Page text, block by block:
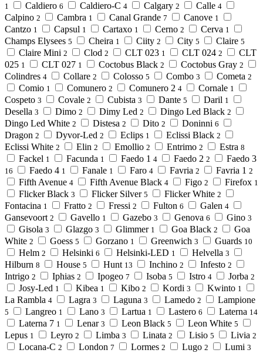
1 Caldiero 6 Caldiero-C 4 Calgary 2 Calle 4
Calpino 2 Cambra 1 Canal Grande 7 Canove 1
Cantzo 1 Capsul 1 Cartaxo 1 Cerno 2 Cerva 1
Champs Elysees 5 Cheira 1 Ciity 2 City 5 Claire 5
Claire Mini 2 Clod 2 CLT 023 1 CLT 024 2
CLT
025 1 CLT 027 1 Coctobus Black 2 Coctobus Gray 2
Colindres 4 Collare 2 Colosso 5 Combo 3 Cometa 2
Comio 1 Comunero 2 Comunero 2 4 Cornale 1
Cospeto 3 Covale 2 Cubista 3 Dante 5 Daril 1
Desella 3 Dimo 2 Dimy Led 2 Dingo Led Black 2
Dingo Led White 2 Distesa 2 Dito 2 Doninni 6
Dragon 2 Dyvor-Led 2 Eclips 1 Eclissi Black 2
Eclissi White 2 Elin 2 Emollio 2 Entrimo 2 Estra 8
Fackel 1 Facunda 1 Faedo 1 4 Faedo 2 2 Faedo 3
16 Faedo 4 1 Fanale 1 Faro 4 Favria 2 Favria 1 2
Fifth Avenue 4 Fifth Avenue Black 4 Figo 2 Firefox 1
Flicker Black 3 Flicker Silver 5 Flicker White 2
Fontacina 1 Fratto 2 Fressi 2 Fulton 6 Galen 4
Gansevoort 2 Gavello 1 Gazebo 3 Genova 6 Gino 3
Gisola 3 Glazgo 3 Glimmer 1 Goa Black 2
Goa
White 2 Goess 5 Gorzano 1 Greenwich 3 Guards 10
Helm 2 Helsinki 6 Helsinki-LED 1 Helvella 3
Hilburn 8 House 5 Hunt 13 Inchino 2 Infesto 2
Intrigo 2 Iphias 2 Ipogeo 7 Isoba 5 Istro 4 Jorba 2
Josy-Led 1 Kibea 1 Kibo 2 Kordi 3 Kwinto 1
La Rambla 4 Lagra 3 Laguna 3 Lamedo 2 Lampione
5 Langreo 1 Lano 3 Lartua 1 Lastero 6 Laterna 14
Laterna 7 1 Lenar 3 Leon Black 5 Leon White 5
Lepus 1 Leyro 2 Limba 3 Linata 2 Lisio 5 Livia 2
Locana-C 2 London 7 Lormes 2 Lugo 2 Lumi 3